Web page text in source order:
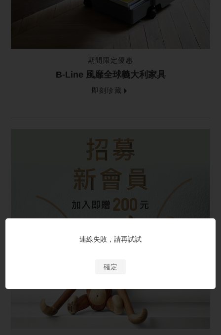
期間限定優惠
B-Line 風靡全球義大利家具
即刻珍藏
連線失敗，請再試試